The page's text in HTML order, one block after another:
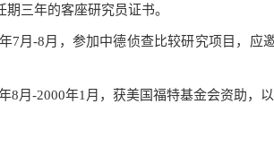
三年的客座研究员证书。
月-8月，参加中德侦查比较研究项目，应
-2000年1月，获美国福特基金会资助，